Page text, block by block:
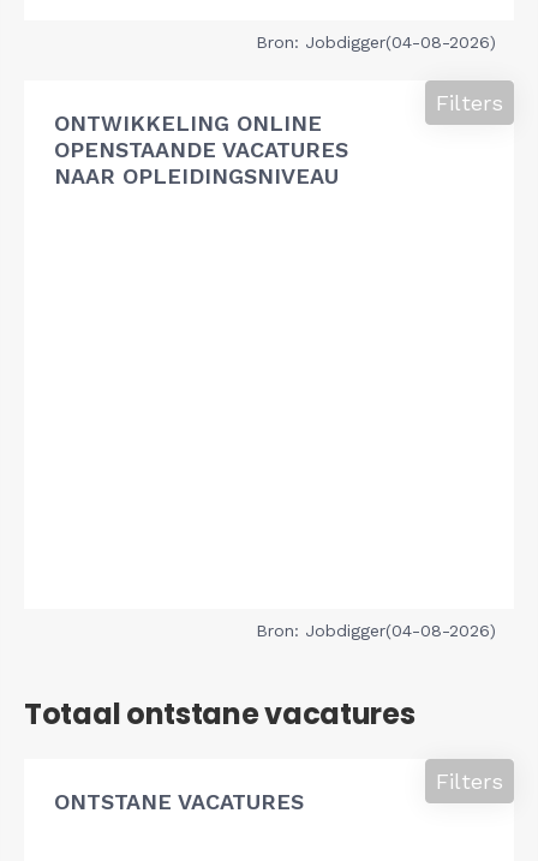
Bron: Jobdigger(04-08-2026)
ONTWIKKELING ONLINE
OPENSTAANDE VACATURES
NAAR OPLEIDINGSNIVEAU
Filters
Bron: Jobdigger(04-08-2026)
Totaal ontstane vacatures
ONTSTANE VACATURES
Filters